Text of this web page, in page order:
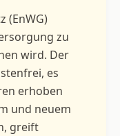
(EnWG)
zu
wird. Der
es
erhoben
und neuem
greift